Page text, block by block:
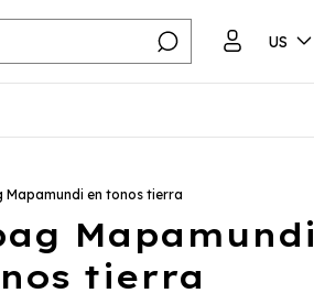
US
Mapamundi en tonos tierra
Mapamundi
tierra